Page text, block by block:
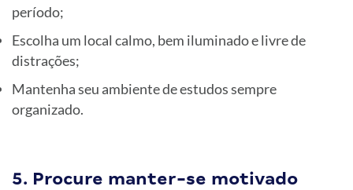
período;
Escolha um local calmo, bem iluminado e livre de
distrações;
Mantenha seu ambiente de estudos sempre
organizado.
5. Procure manter-se motivado